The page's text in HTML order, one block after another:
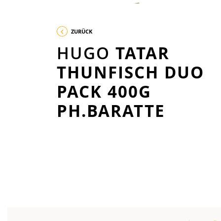
ZURÜCK
HUGO TATAR
THUNFISCH DUO
PACK 400G
PH.BARATTE